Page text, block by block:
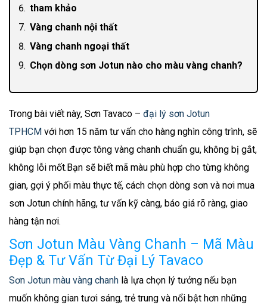
tham khảo
Vàng chanh nội thất
Vàng chanh ngoại thất
Chọn dòng sơn Jotun nào cho màu vàng chanh?
Cách phối màu sơn Jotun vàng chanh cho nội &
ngoại thất
Nội thất – vàng chanh là “gia vị”
Ngoại thất mặt tiền “hút mắt” nhưng không gắt
Kinh nghiệm thực tế: Tavaco & hàng nghìn công
trình vàng chanh
Một số kinh nghiệm Tavaco rút ra
Tư vấn chọn sơn Jotun màu vàng chanh theo nhu
cầu
Trong bài viết này, Sơn Tavaco – đại lý sơn Jotun
TPHCM với hơn 15 năm tư vấn cho hàng nghìn công trình, sẽ
giúp bạn chọn được tông vàng chanh chuẩn gu, không bị gắt,
không lỗi mốt.Bạn sẽ biết mã màu phù hợp cho từng không
gian, gợi ý phối màu thực tế, cách chọn dòng sơn và nơi mua
sơn Jotun chính hãng, tư vấn kỹ càng, báo giá rõ ràng, giao
hàng tận nơi.
Sơn Jotun Màu Vàng Chanh – Mã Màu
Đẹp & Tư Vấn Từ Đại Lý Tavaco
Sơn Jotun màu vàng chanh là lựa chọn lý tưởng nếu bạn
muốn không gian tươi sáng, trẻ trung và nổi bật hơn những